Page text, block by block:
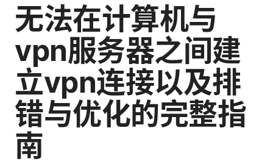
无法在计算机与
vpn服务器之间建
立vpn连接以及排
错与优化的完整指
南